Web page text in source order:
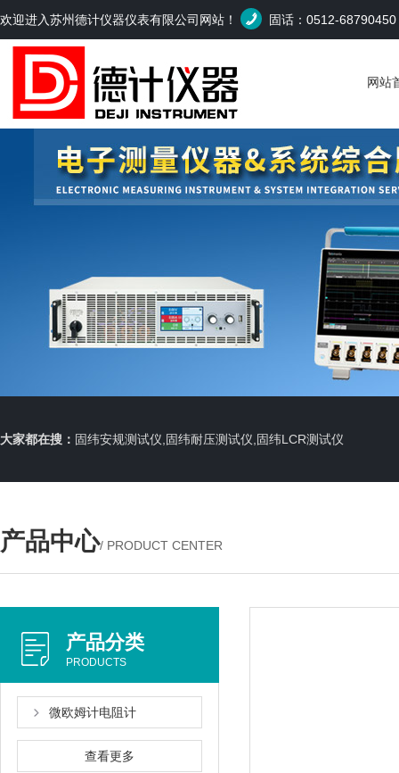
欢迎进入苏州德计仪器仪表有限公司网站！ 固话：0512-68790450
网站
大家都在搜： 固纬安规测试仪,固纬耐压测试仪,固纬LCR测试仪
产品中心/ PRODUCT CENTER
产品分类
PRODUCTS
微欧姆计电阻计
查看更多